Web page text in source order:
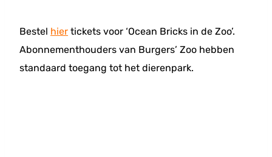
Bestel hier tickets voor ‘Ocean Bricks in de Zoo’.
Abonnementhouders van Burgers’ Zoo hebben
standaard toegang tot het dierenpark.